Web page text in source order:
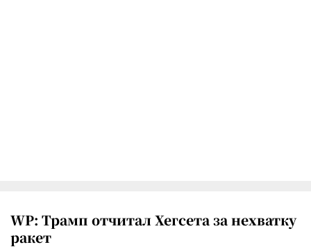
WP: Трамп отчитал Хегсета за нехватку
ракет